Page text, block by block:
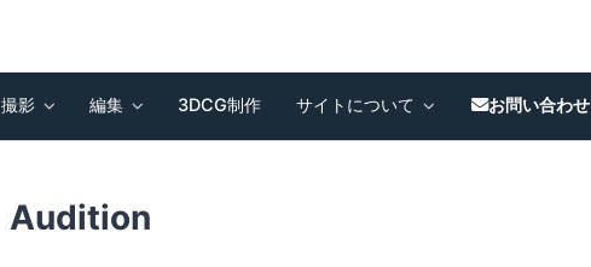
撮影 編集 3DCG制作 サイトについて お問い合わせ
Audition